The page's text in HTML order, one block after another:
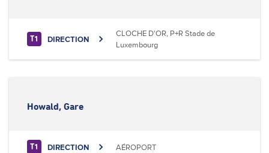
T1 DIRECTION
CLOCHE D'OR, P+R Stade de
Luxembourg
Howald, Gare
T1 DIRECTION AÉROPORT